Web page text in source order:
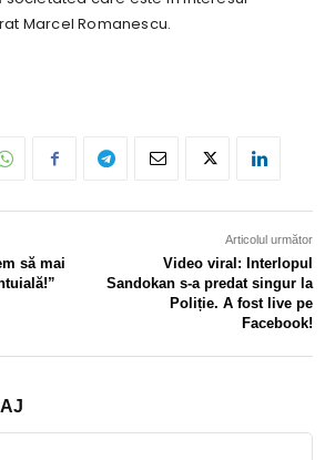
Marcel Romanescu.
să mai
Articolul următor
Video viral: Interlopul
Sandokan s-a predat singur la
Poliție. A fost live pe
Facebook!